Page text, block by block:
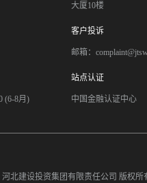
大厦10楼
客户投诉
邮箱：
(6-8月)
站点认证
中国金融认证中心
河北建设投资集团有限责任公司 版权所